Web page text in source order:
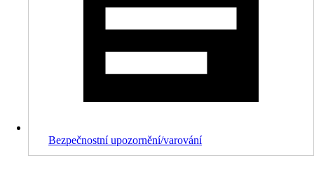
Bezpečnostní upozornění/varování